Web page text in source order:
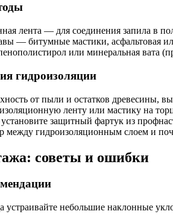
лента — для соединения запила в
— битумные мастики, асфальтовая
или минеральная вата
гидроизоляции
от пыли и остатков древесины,
ленту или мастику на
защитный фартук из
между гидроизоляционным слоем и
советы и ошибки
устраивайте небольшие наклонные